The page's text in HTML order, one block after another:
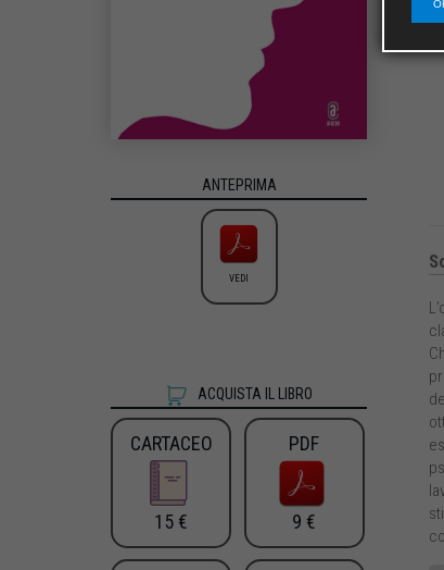
ANTEPRIMA
VEDI
ACQUISTA IL LIBRO
CARTACEO
15 €
PDF
9 €